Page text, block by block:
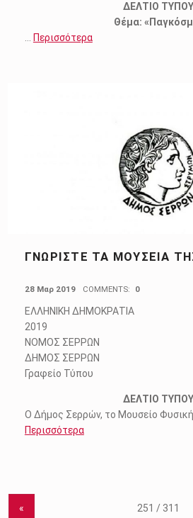
ΔΕΛΤΙΟ ΤΥΠΟΥ
Θέμα:
… Περισσότερα
ΓΝΩΡΙΣΤΕ ΤΑ ΜΟΥΣΕΙΑ
28 Μαρ 2019 COMMENTS: 0
ΕΛΛΗΝΙΚΗ ΔΗΜΟΚΡΑΤΙΑ
2019
ΝΟΜΟΣ ΣΕΡΡΩΝ
ΔΗΜΟΣ ΣΕΡΡΩΝ
Γραφείο Τύπου
ΔΕΛΤΙΟ ΤΥΠΟΥ
Ο Δήμος Σερρών, το Μουσείο
Περισσότερα
«